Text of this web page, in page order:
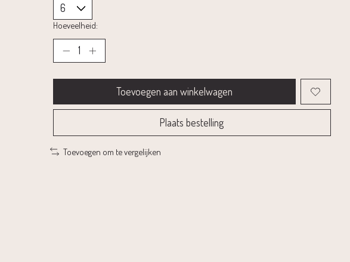
Hoeveelheid:
Toevoegen aan winkelwagen
Plaats bestelling
Toevoegen om te vergelijken